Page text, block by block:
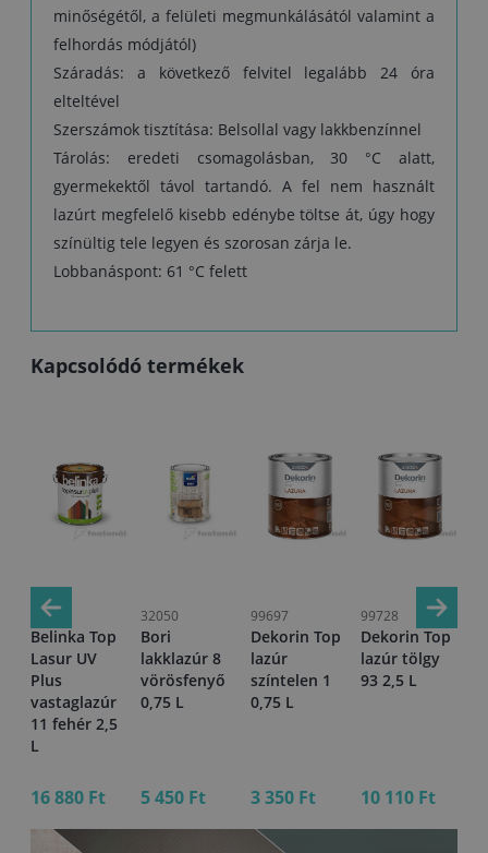
minőségétől, a felületi megmunkálásától valamint a
felhordás módjától)
Száradás: a következő felvitel legalább 24 óra
elteltével
Szerszámok tisztítása: Belsollal vagy lakkbenzínnel
Tárolás: eredeti csomagolásban, 30 °C alatt,
gyermekektől távol tartandó. A fel nem használt
lazúrt megfelelő kisebb edénybe töltse át, úgy hogy
színültig tele legyen és szorosan zárja le.
Lobbanáspont: 61 °C felett
Kapcsolódó termékek
03577
Belinka Top
Lasur UV
Plus
vastaglazúr
11 fehér 2,5
L
16 880 Ft
32050
Bori
lakklazúr 8
vörösfenyő
0,75 L
5 450 Ft
99697
Dekorin Top
lazúr
színtelen 1
0,75 L
3 350 Ft
99728
Dekorin Top
lazúr tölgy
93 2,5 L
10 110 Ft